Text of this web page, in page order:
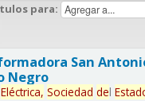
para:
San
Negro
Eléctrica, Sociedad del